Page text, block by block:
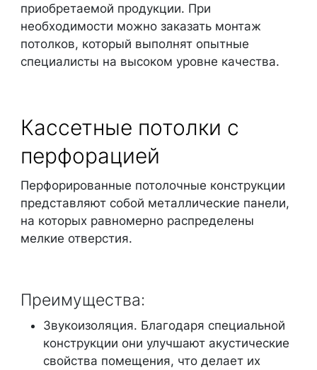
приобретаемой продукции. При
необходимости можно заказать монтаж
потолков, который выполнят опытные
специалисты на высоком уровне качества.
Кассетные потолки с
перфорацией
Перфорированные потолочные конструкции
представляют собой металлические панели,
на которых равномерно распределены
мелкие отверстия.
Преимущества:
Звукоизоляция. Благодаря специальной
конструкции они улучшают акустические
свойства помещения, что делает их